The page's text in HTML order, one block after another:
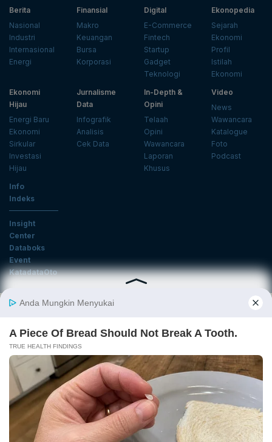
Berita
Nasional
Industri
Internasional
Energi
Finansial
Makro
Keuangan
Bursa
Korporasi
Digital
E-Commerce
Fintech
Startup
Gadget
Teknologi
Ekonopedia
Sejarah
Ekonomi
Profil
Istilah
Ekonomi
Ekonomi
Hijau
Energi Baru
Ekonomi
Sirkular
Investasi
Hijau
Jurnalisme
Data
Infografik
Analisis
Cek Data
In-Depth &
Opini
Telaah
Opini
Wawancara
Laporan
Khusus
Video
News
Wawancara
Katalogue
Foto
Podcast
Info
Indeks
Insight
Center
Databoks
Event
KatadataOto
Langganan Newsletter
Daftar
Ikuti Kami
Tentang Katadata Advertising Karier
Pedoman Media Siber
Kebijakan Privasi
Disclaimer
Hubungi Kami
©2026 Katadata. Hak cipta dilindungi Undang-undang.